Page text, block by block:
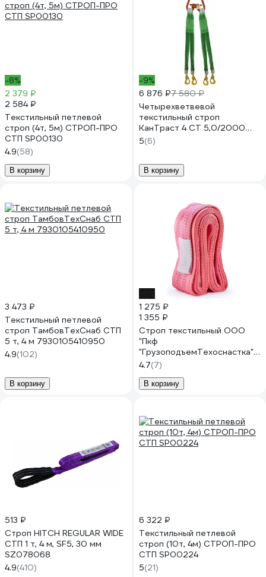
-8%
2 379 ₽
2 584 ₽
Текстильный петлевой
строп (4т, 5м) СТРОП-ПРО
СТП SP00130
4.9(58)
В корзину
-9%
6 876 ₽7 580 ₽
Четырехветвевой
текстильный строп
КанТраст 4 СТ 5,0/2000
4ST5602000
5(6)
В корзину
3 473 ₽
Текстильный петлевой
строп ТамбовТехСнаб СТП
5 т, 4 м 7930105410950
4.9(102)
В корзину
1 275 ₽
1 355 ₽
Строп текстильный ООО
"Пкф
"ГрузоподъемТехоснастка"
СТП 5.0/4000 3549
4.7(7)
В корзину
513 ₽
Строп HITCH REGULAR WIDE
СТП 1 т, 4 м, SF5, 30 мм
SZ078068
4.9(410)
6 322 ₽
Текстильный петлевой
строп (10т, 4м) СТРОП-ПРО
СТП SP00224
5(21)